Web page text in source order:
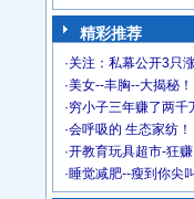
精彩推荐
·关注：私幕公开3只
·美女--丰胸--大揭秘！
·穷小子三年赚了两千
·会呼吸的 生态家纺！
·开教育玩具超市-狂赚
·睡觉减肥--瘦到你尖